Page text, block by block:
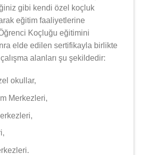
gibi kendi özel koçluk
eğitim faaliyetlerine
Koçluğu eğitimini
elde edilen sertifikayla birlikte
alanları şu şekildedir:
okullar,
Merkezleri,